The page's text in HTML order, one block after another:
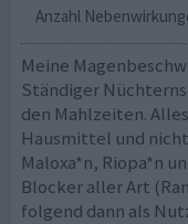
Anzahl
Meine
Ständiger
den Mahlzeiten.
Hausmittel und
Maloxa*n, Riopa*n
Blocker aller Art
folgend dann als